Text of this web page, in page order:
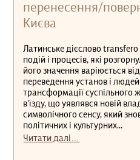
перенесення/
Києва
Латинське дієслово
подій і процесів, які
його значення варіюється
переведення установ і
трансформації суспільного
в’їзду, що уявлявся новій
символічного сенсу, який
політичних і культурних...
Читати далі…